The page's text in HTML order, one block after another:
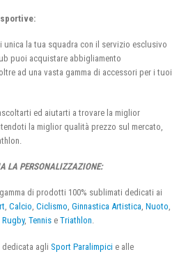
unica la tua squadra con il servizio esclusivo
puoi acquistare abbigliamento
ad una vasta gamma di accessori per i tuoi
ed aiutarti a trovare la miglior
la miglior qualità prezzo sul mercato,
LA PERSONALIZZAZIONE:
di prodotti 100% sublimati dedicati ai
, Calcio, Ciclismo, Ginnastica Artistica, Nuoto,
Rugby, Tennis e Triathlon.
agli Sport Paralimpici e alle